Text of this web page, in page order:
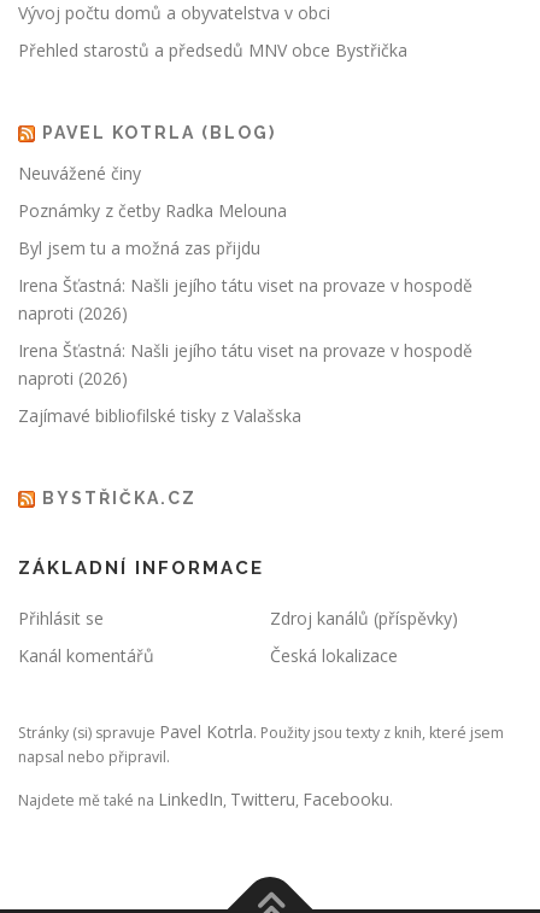
Vývoj počtu domů a obyvatelstva v obci
Přehled starostů a předsedů MNV obce Bystřička
PAVEL KOTRLA (BLOG)
Neuvážené činy
Poznámky z četby Radka Melouna
Byl jsem tu a možná zas přijdu
Irena Šťastná: Našli jejího tátu viset na provaze v hospodě
naproti (2026)
Irena Šťastná: Našli jejího tátu viset na provaze v hospodě
naproti (2026)
Zajímavé bibliofilské tisky z Valašska
BYSTŘIČKA.CZ
ZÁKLADNÍ INFORMACE
Přihlásit se
Zdroj kanálů (příspěvky)
Kanál komentářů
Česká lokalizace
Stránky (si) spravuje Pavel Kotrla. Použity jsou texty z knih, které jsem
napsal nebo připravil.
Najdete mě také na LinkedIn, Twitteru, Facebooku.